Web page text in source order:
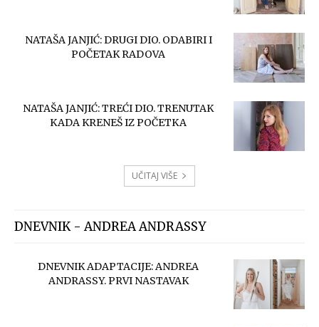
NATAŠA JANJIĆ: DRUGI DIO. ODABIRI I
POČETAK RADOVA
NATAŠA JANJIĆ: TREĆI DIO. TRENUTAK
KADA KRENEŠ IZ POČETKA
UČITAJ VIŠE
DNEVNIK - ANDREA ANDRASSY
DNEVNIK ADAPTACIJE: ANDREA
ANDRASSY. PRVI NASTAVAK